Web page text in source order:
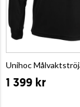
Unihoc
1 399 kr